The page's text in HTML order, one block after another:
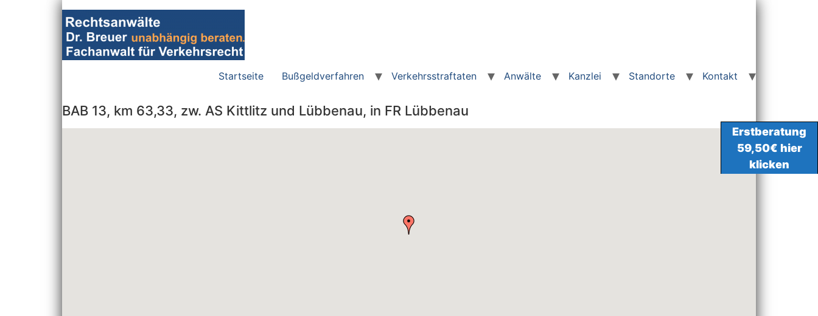
Zum
Inhalt
wechseln
Startseite Bußgeldverfahren Verkehrsstraftaten Anwälte Kanzlei Standorte Kontakt
BAB 13, km 63,33, zw. AS Kittlitz und Lübbenau, in FR Lübbenau
Erstberatung
59,50€ hier
klicken